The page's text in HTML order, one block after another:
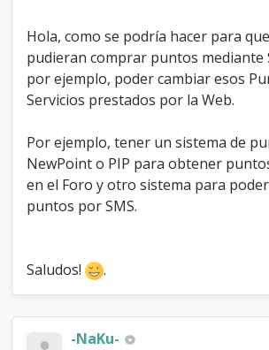
Hola, como se podría hacer para
pudieran comprar puntos mediante
por ejemplo, poder cambiar esos
Servicios prestados por la Web.
Por ejemplo, tener un sistema de
NewPoint o PIP para obtener
en el Foro y otro sistema para
puntos por SMS.
Saludos! .
-NaKu-